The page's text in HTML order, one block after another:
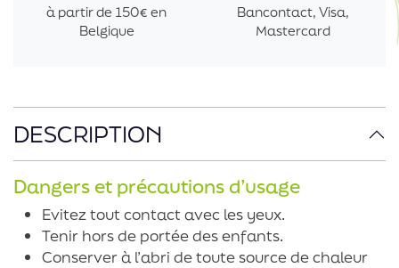
DESCRIPTION
Dangers et précautions d’usage
Evitez tout contact avec les yeux.
Tenir hors de portée des enfants.
Conserver à l’abri de toute source de chaleur
à partir de 150€ en
Belgique
Bancontact, Visa,
Mastercard